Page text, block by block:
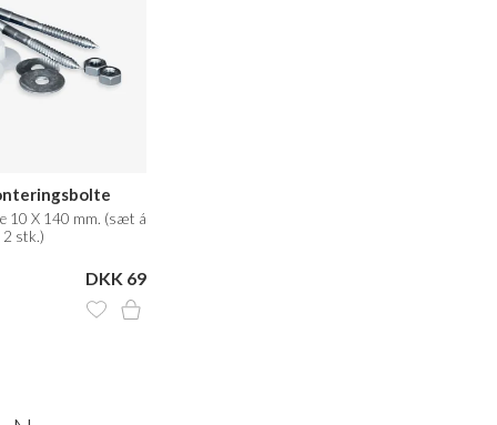
10 X 140 mm. (sæt á
2 stk.)
DKK 69